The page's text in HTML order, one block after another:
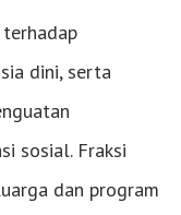
dini, serta
sosial. Fraksi
dan program